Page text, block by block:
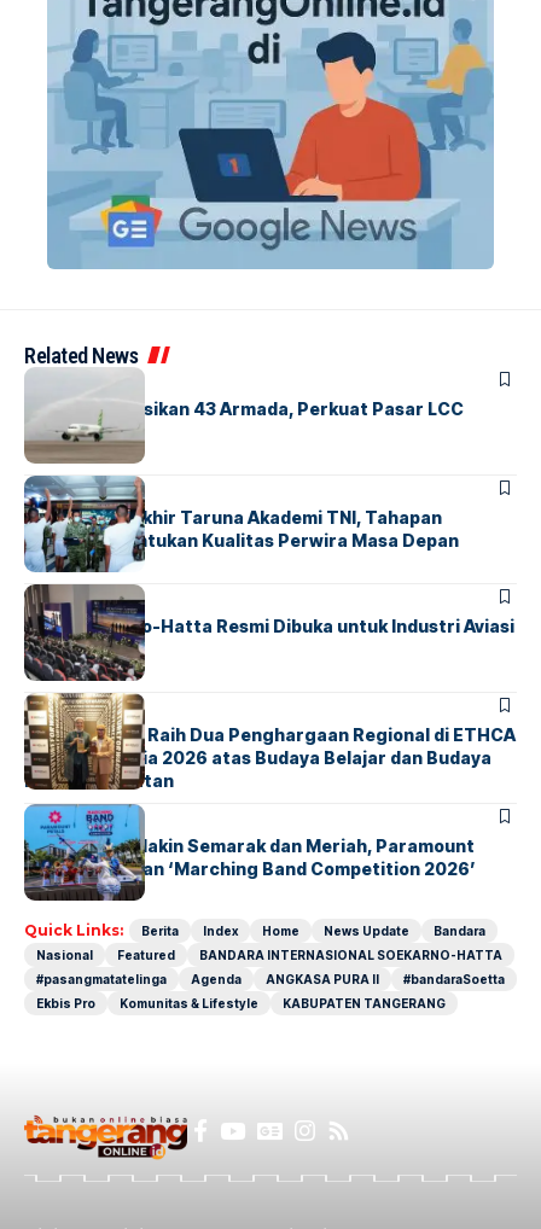
Related News
BANDARA
Citilink Operasikan 43 Armada, Perkuat Pasar LCC
Nasional
BERITA
Sidang Pantukhir Taruna Akademi TNI, Tahapan
Strategis Tentukan Kualitas Perwira Masa Depan
BANDARA BERITA
IALC Soekarno-Hatta Resmi Dibuka untuk Industri Aviasi
Dunia
BERITA
ParagonCorp Raih Dua Penghargaan Regional di ETHCA
Southeast Asia 2026 atas Budaya Belajar dan Budaya
Kebermanfaatan
BERITA INDEX
Akhir Pekan Makin Semarak dan Meriah, Paramount
Petals Hadirkan ‘Marching Band Competition 2026’
Quick Links: Berita Index Home News Update
Bandara
Nasional
Featured
BANDARA INTERNASIONAL SOEKARNO-HATTA
#pasangmatatelinga
Agenda ANGKASA PURA II
#bandaraSoetta
Ekbis Pro
Komunitas & Lifestyle KABUPATEN TANGERANG